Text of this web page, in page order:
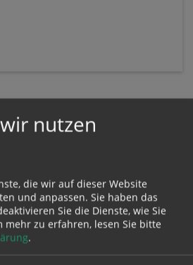
zurück
nutzen
die wir auf dieser Website
und anpassen. Sie haben das
Sie die Dienste, wie Sie
mehr zu erfahren, lesen Sie bitte
.